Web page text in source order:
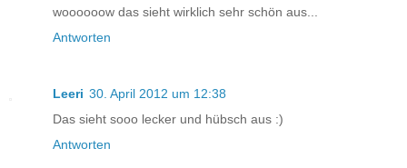
woooooow das sieht wirklich sehr schön aus...
Antworten
Leeri 30. April 2012 um 12:38
Das sieht sooo lecker und hübsch aus :)
Antworten